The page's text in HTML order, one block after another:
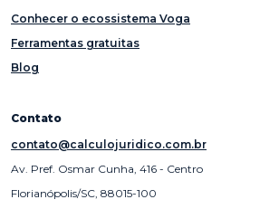
Conhecer o ecossistema Voga
Ferramentas gratuitas
Blog
Contato
contato@calculojuridico.com.br
Av. Pref. Osmar Cunha, 416 - Centro
Florianópolis/SC, 88015-100